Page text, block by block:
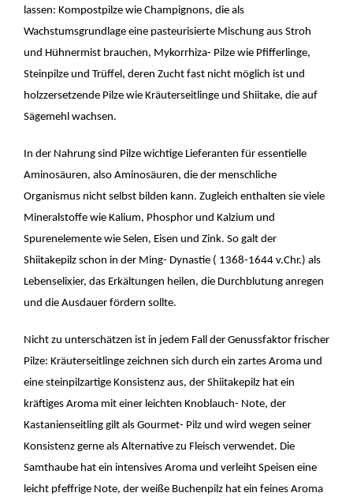
lassen: Kompostpilze wie Champignons, die als
Wachstumsgrundlage eine pasteurisierte Mischung aus Stroh
und Hühnermist brauchen, Mykorrhiza- Pilze wie Pfifferlinge,
Steinpilze und Trüffel, deren Zucht fast nicht möglich ist und
holzzersetzende Pilze wie Kräuterseitlinge und Shiitake, die auf
Sägemehl wachsen.
In der Nahrung sind Pilze wichtige Lieferanten für essentielle
Aminosäuren, also Aminosäuren, die der menschliche
Organismus nicht selbst bilden kann. Zugleich enthalten sie viele
Mineralstoffe wie Kalium, Phosphor und Kalzium und
Spurenelemente wie Selen, Eisen und Zink. So galt der
Shiitakepilz schon in der Ming- Dynastie ( 1368-1644 v.Chr.) als
Lebenselixier, das Erkältungen heilen, die Durchblutung anregen
und die Ausdauer fördern sollte.
Nicht zu unterschätzen ist in jedem Fall der Genussfaktor frischer
Pilze: Kräuterseitlinge zeichnen sich durch ein zartes Aroma und
eine steinpilzartige Konsistenz aus, der Shiitakepilz hat ein
kräftiges Aroma mit einer leichten Knoblauch- Note, der
Kastanienseitling gilt als Gourmet- Pilz und wird wegen seiner
Konsistenz gerne als Alternative zu Fleisch verwendet. Die
Samthaube hat ein intensives Aroma und verleiht Speisen eine
leicht pfeffrige Note, der weiße Buchenpilz hat ein feines Aroma